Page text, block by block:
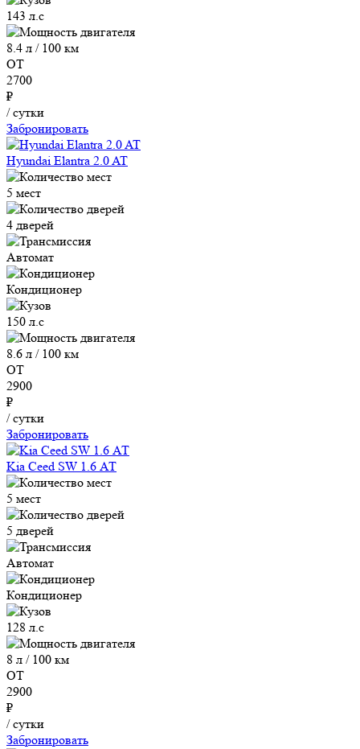
143 л.с
8.4 л / 100 км
ОТ
2700
₽
/ сутки
Забронировать
Hyundai Elantra 2.0 AT
5 мест
4 дверей
Автомат
Кондиционер
150 л.с
8.6 л / 100 км
ОТ
2900
₽
/ сутки
Забронировать
Kia Ceed SW 1.6 АТ
5 мест
5 дверей
Автомат
Кондиционер
128 л.с
8 л / 100 км
ОТ
2900
₽
/ сутки
Забронировать